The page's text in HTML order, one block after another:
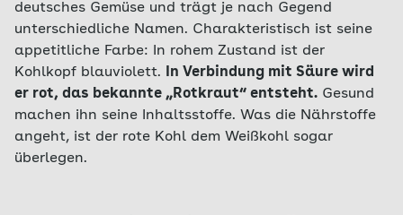
deutsches Gemüse und trägt je nach Gegend
unterschiedliche Namen. Charakteristisch ist seine
appetitliche Farbe: In rohem Zustand ist der
Kohlkopf blauviolett.
In Verbindung mit Säure wird
er rot, das bekannte „Rotkraut“ entsteht. Gesund
machen ihn seine Inhaltsstoffe. Was die Nährstoffe
angeht, ist der rote Kohl dem Weißkohl sogar
überlegen.